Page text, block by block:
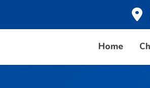
Home